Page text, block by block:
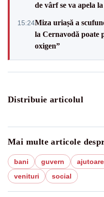
de vârf se va apela
15:24Miza uriașă a
la Cernavodă poate
oxigen”
Distribuie articolul
Mai multe articole
bani guvern ajutoare
venituri
social